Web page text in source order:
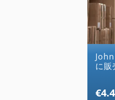
john deere 8360 r を即時
に販